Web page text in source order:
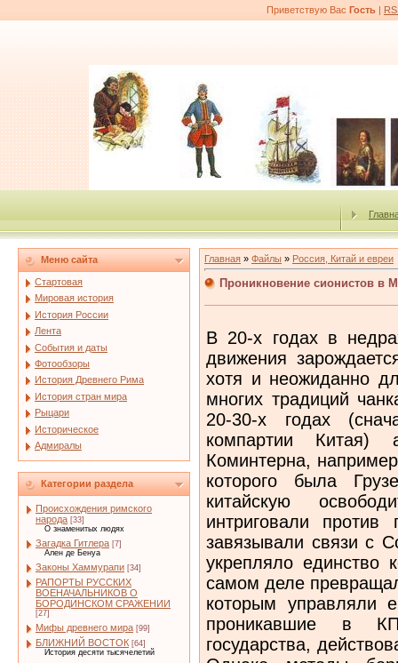
Приветствую Вас Гость |
Меню сайта
Стартовая
Мировая история
История России
Лента
События и даты
Фотообзоры
История Древнего Рима
История стран мира
Рыцари
Историческое
Адмиралы
Категории раздела
Происхождения римского
народа [33]
О знаменитых людях
Загадка Гитлера [7]
Ален де Бенуа
Законы Хаммурапи [34]
РАПОРТЫ РУССКИХ
ВОЕНАЧАЛЬНИКОВ О
БОРОДИНСКОМ СРАЖЕНИИ
[27]
Мифы древнего мира [99]
БЛИЖНИЙ ВОСТОК [64]
История десяти тысячелетий
Главная » Файлы » Россия, Китай и евреи
Проникновение сионистов в
В 20-х годах в
движения
хотя и неожиданно
многих традиций
20-30-х годах
компартии Китая)
Коминтерна,
которого была
китайскую
интриговали
завязывали связи с
укрепляло единство
самом деле
которым управляли
проникавшие в
государства,